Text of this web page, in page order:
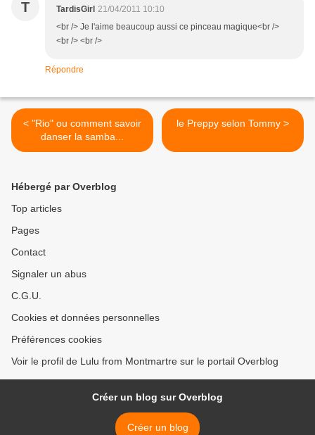
T TardisGirl 21/04/2011 10:10
<br /> Je l'aime beaucoup aussi ce pinceau magique<br />
<br /> <br />
Répondre
< "Rio" ou comment savoir
danser la samba...
le Preppy selon Tommy >
Hébergé par Overblog
Top articles
Pages
Contact
Signaler un abus
C.G.U.
Cookies et données personnelles
Préférences cookies
Voir le profil de Lulu from Montmartre sur le portail Overblog
Créer un blog sur Overblog
Créer un blog